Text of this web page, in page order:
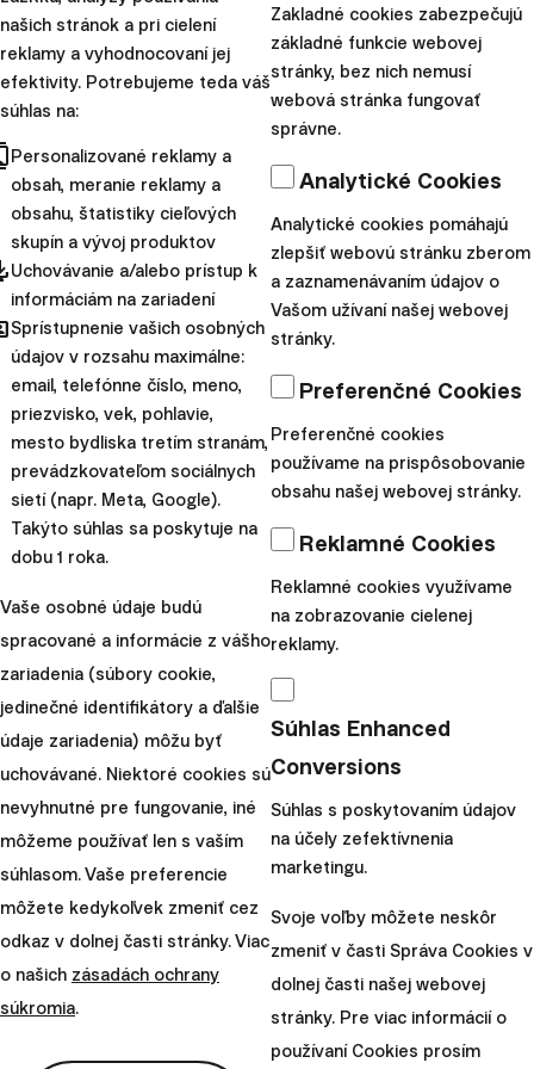
🌐SOCIÁLNE SIETE
Facebook:
https://facebook.com/FINAXocp
Instagram:
https://instagram.com/finax_sk
https://finax.tech/linkedin
https://twitter.com/FinaxInvesting
Upozornenie: Tento článok poskytuje
marketingové informácie o produktoch
spoločnosti Finax, o.c.p, a.s. S investovaním sa
spája riziko aminulé výnosy nie sú zárukou
budúcich výnosov. Spoznajte riziká, ktoré
podstupujete pri investovaní.
Daňové oslobodenia sa vzťahujú výhradne na
rezidentov danej krajiny a môžu sa líšiť v
závislosti od konkrétnych daňových zákonov.
Pozrite si naše prebiehajúce aj ukončené akcie.
Zdieľajte tento článok:
Odporúčame
našich stránok a pri cielení
reklamy a vyhodnocovaní jej
efektivity. Potrebujeme teda váš
súhlas na:
Personalizované reklamy a
obsah, meranie reklamy a
obsahu, štatistiky cieľových
skupín a vývoj produktov
Uchovávanie a/alebo prístup k
informáciám na zariadení
Sprístupnenie vašich osobných
údajov v rozsahu maximálne:
email, telefónne číslo, meno,
priezvisko, vek, pohlavie,
mesto bydliska tretím stranám,
prevádzkovateľom sociálnych
sietí (napr. Meta, Google).
Takýto súhlas sa poskytuje na
dobu 1 roka.
Vaše osobné údaje budú
spracované a informácie z vášho
zariadenia (súbory cookie,
jedinečné identifikátory a ďalšie
údaje zariadenia) môžu byť
uchovávané. Niektoré cookies sú
nevyhnutné pre fungovanie, iné
môžeme používať len s vaším
súhlasom. Vaše preferencie
môžete kedykoľvek zmeniť cez
odkaz v dolnej časti stránky. Viac
o našich zásadách ochrany
súkromia.
Zakladné cookies zabezpečujú
základné funkcie webovej
stránky, bez nich nemusí
webová stránka fungovať
správne.
Analytické Cookies
Analytické cookies pomáhajú
zlepšiť webovú stránku zberom
a zaznamenávaním údajov o
Vašom užívaní našej webovej
stránky.
Preferenčné Cookies
Preferenčné cookies
používame na prispôsobovanie
obsahu našej webovej stránky.
Reklamné Cookies
Reklamné cookies využívame
na zobrazovanie cielenej
reklamy.
Súhlas Enhanced
Conversions
Súhlas s poskytovaním údajov
na účely zefektívnenia
marketingu.
Svoje voľby môžete neskôr
zmeniť v časti Správa Cookies v
dolnej časti našej webovej
stránky. Pre viac informácií o
používaní Cookies prosím